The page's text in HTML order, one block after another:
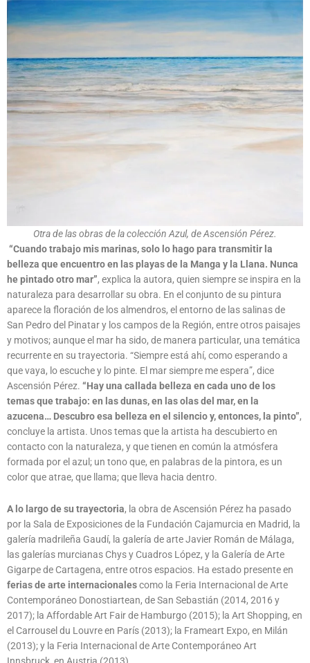
Otra de las obras de la colección Azul, de Ascensión Pérez.
“Cuando trabajo mis marinas, solo lo hago para transmitir la
belleza que encuentro en las playas de la Manga y la Llana. Nunca
he pintado otro mar”, explica la autora, quien siempre se inspira en la
naturaleza para desarrollar su obra. En el conjunto de su pintura
aparece la floración de los almendros, el entorno de las salinas de
San Pedro del Pinatar y los campos de la Región, entre otros paisajes
y motivos; aunque el mar ha sido, de manera particular, una temática
recurrente en su trayectoria. “Siempre está ahí, como esperando a
que vaya, lo escuche y lo pinte. El mar siempre me espera”, dice
Ascensión Pérez. “Hay una callada belleza en cada uno de los
temas que trabajo: en las dunas, en las olas del mar, en la
azucena… Descubro esa belleza en el silencio y, entonces, la pinto”,
concluye la artista. Unos temas que la artista ha descubierto en
contacto con la naturaleza, y que tienen en común la atmósfera
formada por el azul; un tono que, en palabras de la pintora, es un
color que atrae, que llama; que lleva hacia dentro.
A lo largo de su trayectoria, la obra de Ascensión Pérez ha pasado
por la Sala de Exposiciones de la Fundación Cajamurcia en Madrid, la
galería madrileña Gaudí, la galería de arte Javier Román de Málaga,
las galerías murcianas Chys y Cuadros López, y la Galería de Arte
Gigarpe de Cartagena, entre otros espacios. Ha estado presente en
ferias de arte internacionalescomo la Feria Internacional de Arte
Contemporáneo Donostiartean, de San Sebastián (2014, 2016 y
2017); la Affordable Art Fair de Hamburgo (2015); la Art Shopping, en
el Carrousel du Louvre en París (2013); la Frameart Expo, en Milán
(2013); y la Feria Internacional de Arte Contemporáneo Art